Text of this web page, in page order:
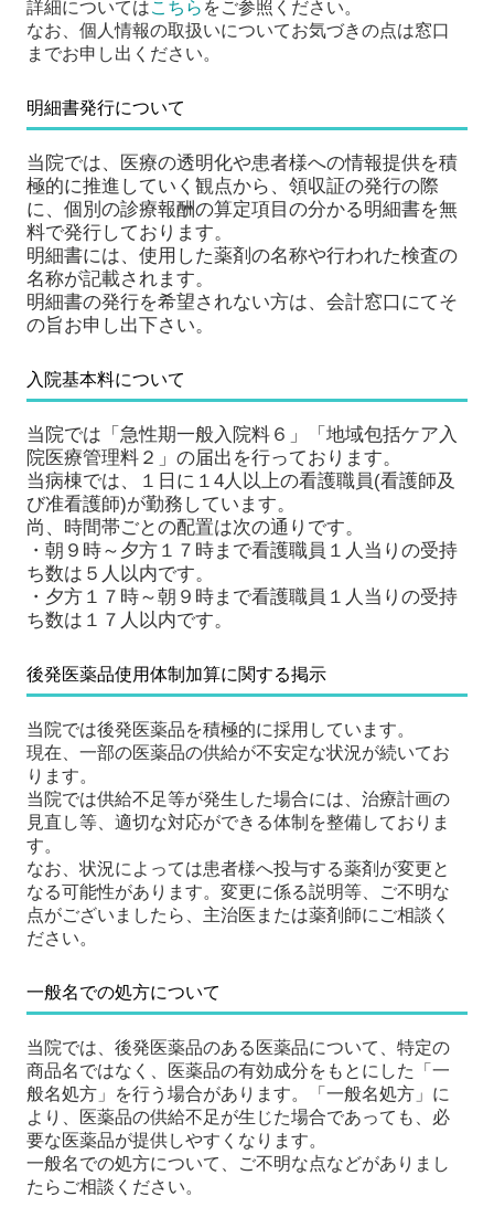
詳細についてはこちら をご参照ください。
なお、個人情報の取扱いについてお気づきの点は窓口
までお申し出ください。
明細書発行について
当院では、医療の透明化や患者様への情報提供を積
極的に推進していく観点から、領収証の発行の際
に、個別の診療報酬の算定項目の分かる明細書を無
料で発行しております。
明細書には、使用した薬剤の名称や行われた検査の
名称が記載されます。
明細書の発行を希望されない方は、会計窓口にてそ
の旨お申し出下さい。
入院基本料について
当院では「急性期一般入院料６」「地域包括ケア入
院医療管理料２」の届出を行っております。
当病棟では、１日に１4人以上の看護職員(看護師及
び准看護師)が勤務しています。
尚、時間帯ごとの配置は次の通りです。
・朝９時～夕方１７時まで看護職員１人当りの受持
ち数は５人以内です。
・夕方１７時～朝９時まで看護職員１人当りの受持
ち数は１７人以内です。
後発医薬品使用体制加算に関する掲示
当院では後発医薬品を積極的に採用しています。
現在、一部の医薬品の供給が不安定な状況が続いてお
ります。
当院では供給不足等が発生した場合には、治療計画の
見直し等、適切な対応ができる体制を整備しておりま
す。
なお、状況によっては患者様へ投与する薬剤が変更と
なる可能性があります。変更に係る説明等、ご不明な
点がございましたら、主治医または薬剤師にご相談く
ださい。
一般名での処方について
当院では、後発医薬品のある医薬品について、特定の
商品名ではなく、医薬品の有効成分をもとにした「一
般名処方」を行う場合があります。
「一般名処方」に
より、医薬品の供給不足が生じた場合であっても、必
要な医薬品が提供しやすくなります。
一般名での処方について、ご不明な点などがありまし
たらご相談ください。